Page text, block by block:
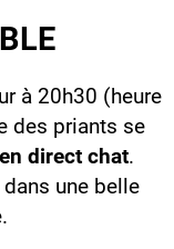
à 20h30 (heure
des priants se
en direct chat.
dans une belle